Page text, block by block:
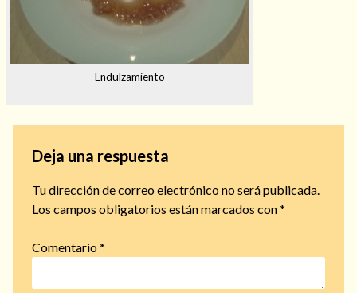
Endulzamiento
Deja una respuesta
Tu dirección de correo electrónico no será publicada.
Los campos obligatorios están marcados con*
Comentario*